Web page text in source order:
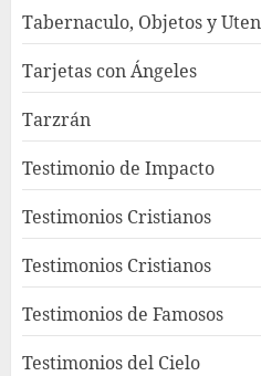
Tabernaculo, Objetos y
Tarjetas con Ángeles
Tarzrán
Testimonio de Impacto
Testimonios Cristianos
Testimonios Cristianos
Testimonios de Famosos
Testimonios del Cielo